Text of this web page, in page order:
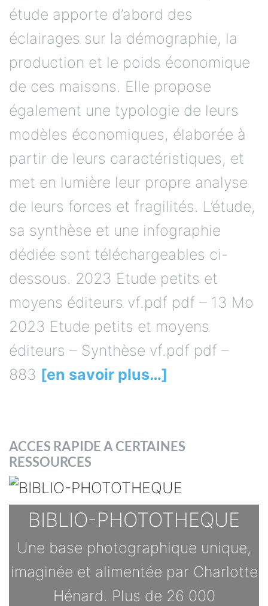
étude apporte d’abord des
éclairages sur la démographie, la
production et le poids économique
de ces maisons. Elle propose
également une typologie de leurs
modèles économiques, élaborée à
partir de leurs caractéristiques, et
met en lumière leur propre analyse
de leurs forces et fragilités. L’étude,
sa synthèse et une infographie
dédiée sont téléchargeables ci-
dessous. 2023 Etude petits et
moyens éditeurs vf.pdf pdf – 13 Mo
2023 Etude petits et moyens
éditeurs – Synthèse vf.pdf pdf –
883 [en savoir plus…]
ACCES RAPIDE A CERTAINES
RESSOURCES
BIBLIO-PHOTOTHEQUE
Une base photographique unique,
imaginée et alimentée par Charlotte
Hénard. Plus de 26 000